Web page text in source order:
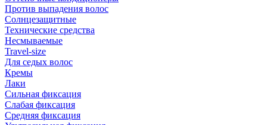
Против выпадения волос
Солнцезащитные
Технические средства
Несмываемые
Travel-size
Для седых волос
Кремы
Лаки
Сильная фиксация
Слабая фиксация
Средняя фиксация